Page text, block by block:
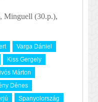
Minguell (30.p.),
Varga Dániel
Kiss Gergely
Márton
Dénes
Spanyolország